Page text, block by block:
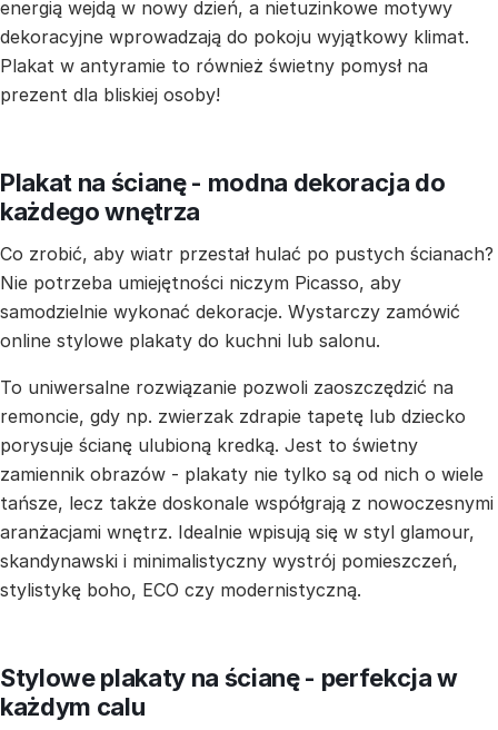
energią wejdą w nowy dzień, a nietuzinkowe motywy
dekoracyjne wprowadzają do pokoju wyjątkowy klimat.
Plakat w antyramie to również świetny pomysł na
prezent dla bliskiej osoby!
Plakat na ścianę - modna dekoracja do
każdego wnętrza
Co zrobić, aby wiatr przestał hulać po pustych ścianach?
Nie potrzeba umiejętności niczym Picasso, aby
samodzielnie wykonać dekoracje. Wystarczy zamówić
online stylowe plakaty do kuchni lub salonu.
To uniwersalne rozwiązanie pozwoli zaoszczędzić na
remoncie, gdy np. zwierzak zdrapie tapetę lub dziecko
porysuje ścianę ulubioną kredką. Jest to świetny
zamiennik obrazów - plakaty nie tylko są od nich o wiele
tańsze, lecz także doskonale współgrają z nowoczesnymi
aranżacjami wnętrz. Idealnie wpisują się w styl glamour,
skandynawski i minimalistyczny wystrój pomieszczeń,
stylistykę boho, ECO czy modernistyczną.
Stylowe plakaty na ścianę - perfekcja w
każdym calu